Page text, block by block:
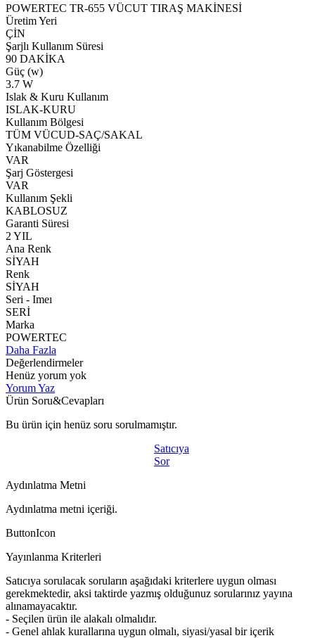
POWERTEC TR-655 VÜCUT TIRAŞ MAKİNESİ
Üretim Yeri
ÇİN
Şarjlı Kullanım Süresi
90 DAKİKA
Güç (w)
3.7 W
Islak & Kuru Kullanım
ISLAK-KURU
Kullanım Bölgesi
TÜM VÜCUD-SAÇ/SAKAL
Yıkanabilme Özelliği
VAR
Şarj Göstergesi
VAR
Kullanım Şekli
KABLOSUZ
Garanti Süresi
2 YIL
Ana Renk
SİYAH
Renk
SİYAH
Seri - Imeı
SERİ
Marka
POWERTEC
Daha Fazla
Değerlendirmeler
Henüz yorum yok
Yorum Yaz
Ürün Soru&Cevapları
Bu ürün için henüz soru sorulmamıştır.
Satıcıya
Sor
Aydınlatma Metni
Aydınlatma metni içeriği.
ButtonIcon
Yayınlanma Kriterleri
Satıcıya sorulacak soruların aşağıdaki kriterlere uygun olması
gerekmektedir, aksi taktirde yazmış olduğunuz sorularınız yayına
alınamayacaktır.
- Seçilen ürün ile alakalı olmalıdır.
- Genel ahlak kurallarına uygun olmalı, siyasi/yasal bir içerik